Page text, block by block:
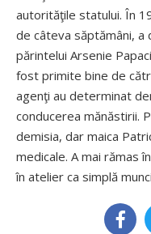
autorităţile statului. În
de câteva săptămâni, a
părintelui Arsenie
fost primite bine de
agenţi au determinat
conducerea mănăstirii.
demisia, dar maica
medicale. A mai rămas
în atelier ca simplă